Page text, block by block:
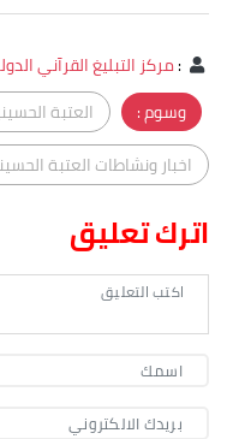
:مركز التبليغ القرآني
وسوم :
العتبة
اخبار ونشاطات العتبة
اترك تعليق